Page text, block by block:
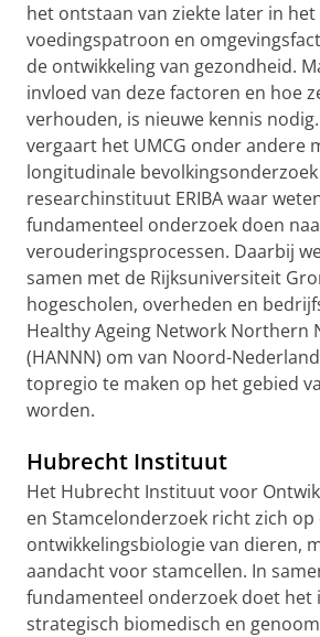
het ontstaan van ziekte later in het
voedingspatroon en
de ontwikkeling van gezondheid.
invloed van deze factoren en hoe
verhouden, is nieuwe kennis
vergaart het UMCG onder andere
longitudinale
researchinstituut ERIBA waar
fundamenteel onderzoek doen
verouderingsprocessen. Daarbij
samen met de Rijksuniversiteit
hogescholen, overheden en
Healthy Ageing Network Northern
(HANNN) om van Noord-
topregio te maken op het gebied
worden.
Hubrecht Instituut
Het Hubrecht Instituut voor
en Stamcelonderzoek richt zich op
ontwikkelingsbiologie van dieren,
aandacht voor stamcellen. In
fundamenteel onderzoek doet
strategisch biomedisch en